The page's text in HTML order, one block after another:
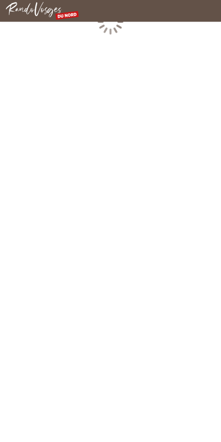
Rando Vosges du Nord
Chargement